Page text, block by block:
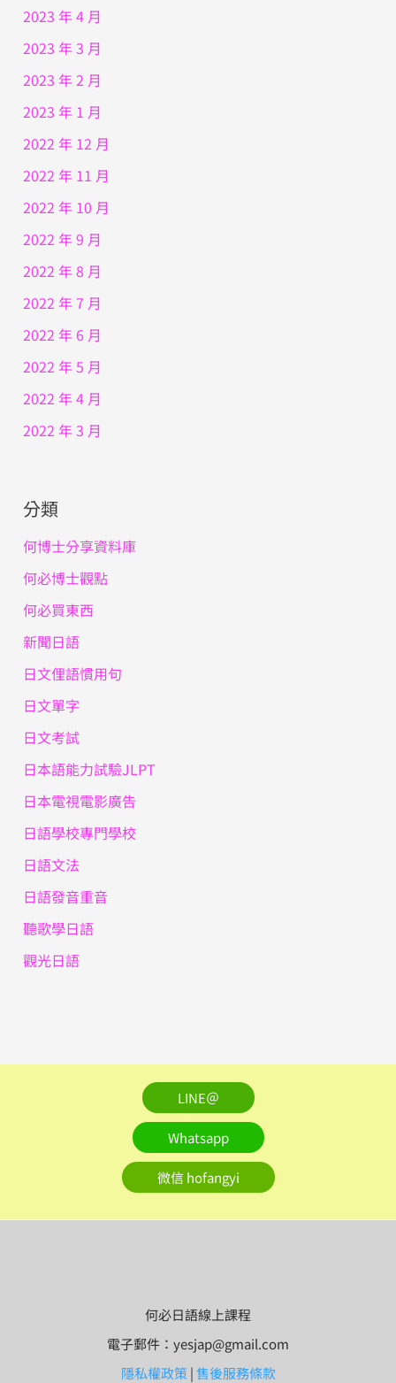
2023 年 4 月
2023 年 3 月
2023 年 2 月
2023 年 1 月
2022 年 12 月
2022 年 11 月
2022 年 10 月
2022 年 9 月
2022 年 8 月
2022 年 7 月
2022 年 6 月
2022 年 5 月
2022 年 4 月
2022 年 3 月
分類
何博士分享資料庫
何必博士觀點
何必買東西
新聞日語
日文俚語慣用句
日文單字
日文考試
日本語能力試驗JLPT
日本電視電影廣告
日語學校專門學校
日語文法
日語發音重音
聽歌學日語
觀光日語
LINE＠
Whatsapp
微信 hofangyi
何必日語線上課程
電子郵件：yesjap@gmail.com
隱私權政策|售後服務條款